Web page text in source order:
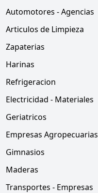
Automotores - Agencias
Articulos de Limpieza
Zapaterias
Harinas
Refrigeracion
Electricidad - Materiales
Geriatricos
Empresas Agropecuarias
Gimnasios
Maderas
Transportes - Empresas